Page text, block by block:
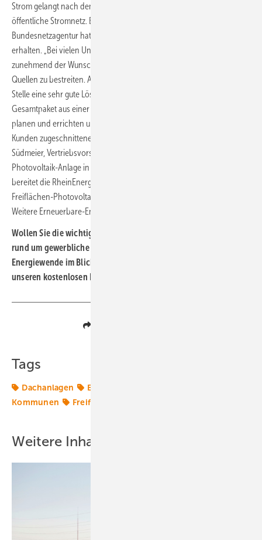
Strom gelangt nach dem Erneuerbare-Energien-Gesetz (EEG) in das
öffentliche Stromnetz. Einen entsprechenden Zuschlag von der
Bundesnetzagentur hat die RheinEnergie auf eine Ausschreibung hin
erhalten. „Bei vielen Unternehmen in Deutschland wächst
zunehmend der Wunsch, ihre Energieversorgung aus erneuerbaren
Quellen zu bestreiten. Aufdach-Photovoltaikanlagen sind an dieser
Stelle eine sehr gute Lösung. Die Experten der Rheinenergie bieten ein
Gesamtpaket aus einer Hand an, indem sie einerseits eine PV-Anlage
planen und errichten und zudem ein auf die speziellen Anliegen der
Kunden zugeschnittenes Energiekonzept erarbeiten“, sagt Achim
Südmeier, Vertriebsvorstand der Rheinenergie. Neben der
Photovoltaik-Anlage in Ladenburg, die 2022 in Betrieb gehen soll,
bereitet die RheinEnergie aktuell den Bau einer weiteren großen
Freiflächen-Photovoltaikanlage mit rd. 19 MW Spitzenleistung vor.
Weitere Erneuerbare-Energien-Projekte sind in Planung.(nw)
Wollen Sie die wichtigsten Daten, Fakten, Akteure und Ereignisse
rund um gewerbliche Solardächer und die kommunale
Energiewende im Blick behalten? Dann abonnieren Sie doch
unseren kostenlosen Newsletter.
Tags
Dachanlagen Eigenverbrauch
Kommunen
Freiflächen
Weitere Inhalte